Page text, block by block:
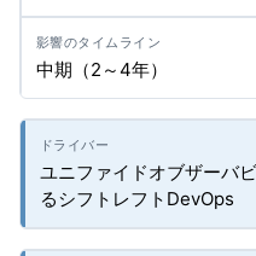
中期（2～4年）
ユニファイドオブザーバ
るシフトレフトDevOps